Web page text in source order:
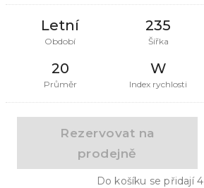
Letní
Období
235
Šířka
20
Průměr
W
Index rychlosti
Rezervovat na
prodejně
Do košíku se přidají4